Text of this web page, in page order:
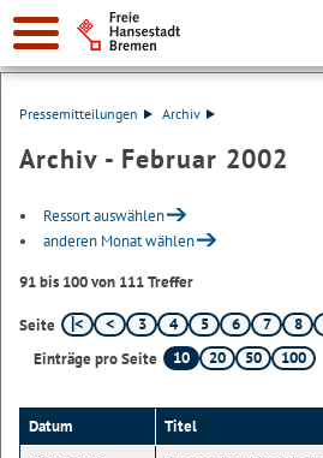
Suche:
Pressemitteilungen Archiv
Archiv - Februar 2002
Ressort auswählen
anderen Monat wählen
91 bis 100 von 111 Treffer
Seite 3 4 5 6 7 8
Einträge pro Seite
10 20 50 100
Datum Titel